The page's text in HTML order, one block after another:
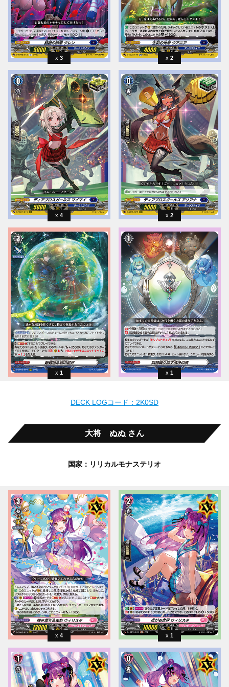
3 2
4 2
1 1
DECK LOGコード：2K0SD
大将 ぬぬ さん
国家：リリカルモナステリオ
4 1